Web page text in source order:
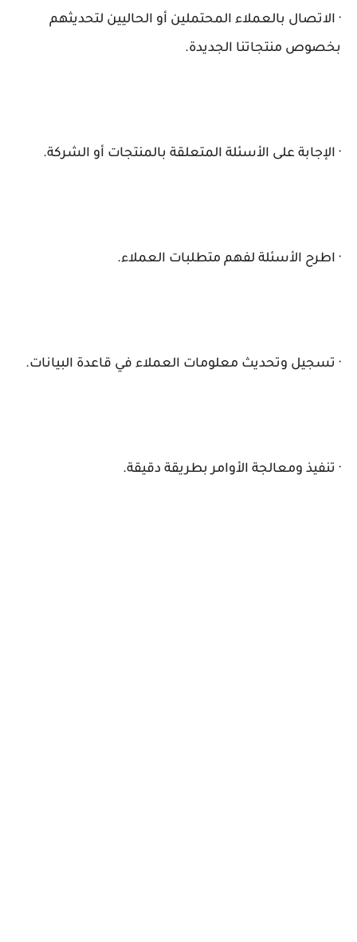
· الاتصال بالعملاء المحتملين أو الحاليين لتحديثهم
بخصوص منتجاتنا الجديدة.
· الإجابة على الأسئلة المتعلقة بالمنتجات أو الشركة.
· اطرح الأسئلة لفهم متطلبات العملاء.
· تسجيل وتحديث معلومات العملاء في قاعدة البيانات.
· تنفيذ ومعالجة الأوامر بطريقة دقيقة.